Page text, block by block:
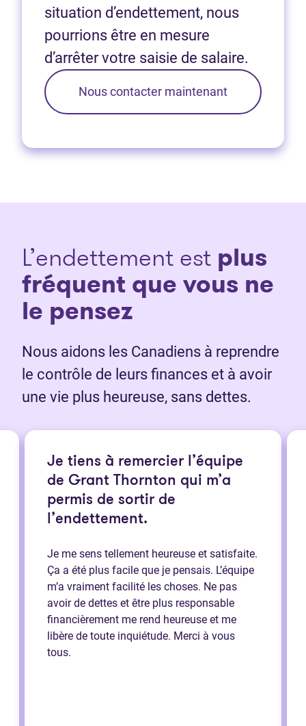
situation d’endettement, nous
pourrions être en mesure
d’arrêter votre saisie de salaire.
Nous contacter maintenant
L’endettement est plus
fréquent que vous ne
le pensez
Nous aidons les Canadiens à reprendre
le contrôle de leurs finances et à avoir
une vie plus heureuse, sans dettes.
Je tiens à remercier l’équipe
de Grant Thornton qui m’a
permis de sortir de
l’endettement.
Je me sens tellement heureuse et satisfaite.
Ça a été plus facile que je pensais. L’équipe
m’a vraiment facilité les choses. Ne pas
avoir de dettes et être plus responsable
financièrement me rend heureuse et me
libère de toute inquiétude. Merci à vous
tous.